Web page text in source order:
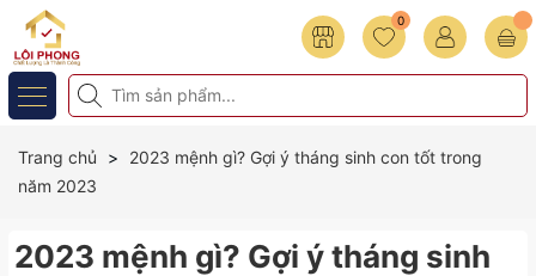
0
Trang chủ
2023 mệnh gì? Gợi ý tháng sinh con tốt trong
năm 2023
2023 mệnh gì? Gợi ý tháng sinh